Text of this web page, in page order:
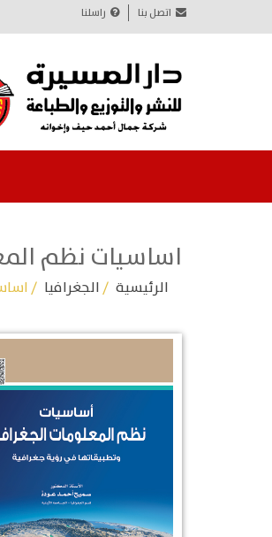
اتصل بنا راسلنا
اساسيات نظم
الرئيسية /الجغرافيا /